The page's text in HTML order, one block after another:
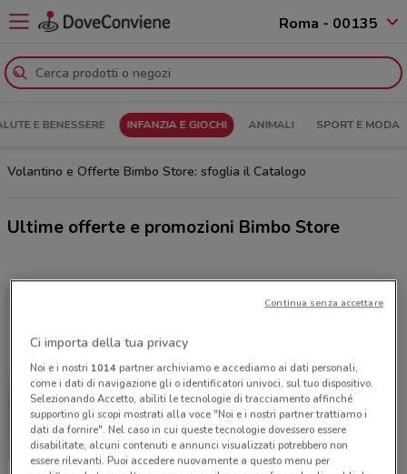
Roma - 00135
E BENESSERE INFANZIA E GIOCHI ANIMALI SPORT E MODA
Volantino e Offerte Bimbo Store: sfoglia il Catalogo
Ultime offerte e promozioni Bimbo Store
Ci importa della tua privacy
Noi e i nostri 1014partner archiviamo e accediamo ai dati personali,
come i dati di navigazione gli o identificatori univoci, sul tuo dispositivo.
Selezionando Accetto, abiliti le tecnologie di tracciamento affinché
supportino gli scopi mostrati alla voce "Noi e i nostri partner trattiamo i
dati da fornire". Nel caso in cui queste tecnologie dovessero essere
disabilitate, alcuni contenuti e annunci visualizzati potrebbero non
essere rilevanti. Puoi accedere nuovamente a questo menu per
Continua senza accettare